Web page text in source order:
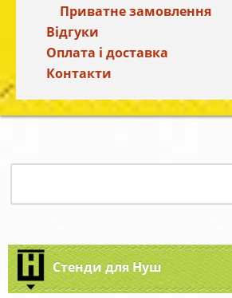
Приватне замовлення
Відгуки
Оплата і доставка
Контакти
Стенди для Нуш